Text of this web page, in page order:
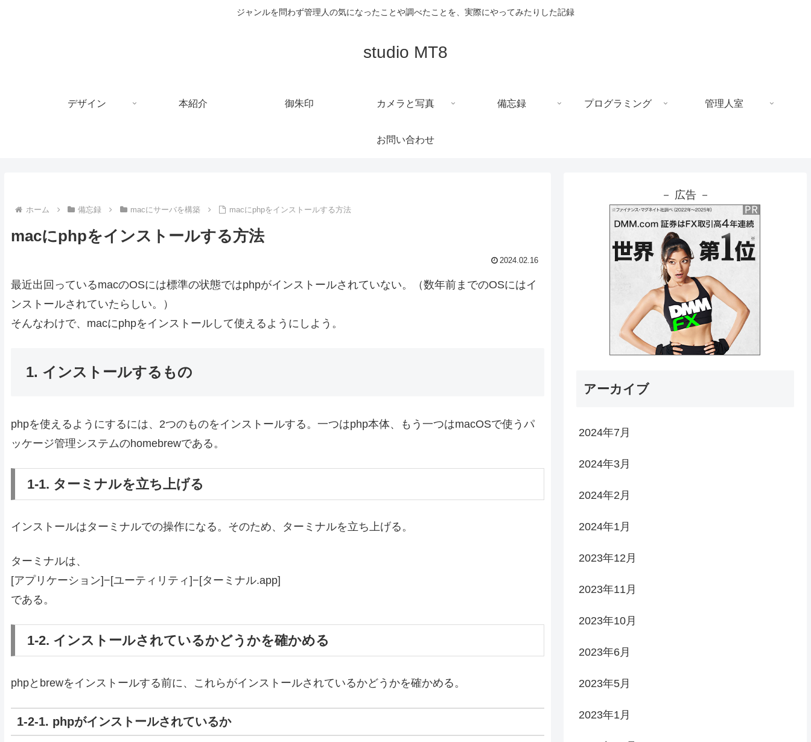
ジャンルを問わず管理人の気になったことや調べたことを、実際にやってみたりした記録
studio MT8
デザイン 本紹介 御朱印 カメラと写真 備忘録 プログラミング 管理人室
お問い合わせ
ホーム 備忘録 macにサーバを構築 macにphpをインストールする方法
macにphpをインストールする方法
2024.02.16
最近出回っているmacのOSには標準の状態ではphpがインストールされていない。（数年前までのOSにはイ
ンストールされていたらしい。）
そんなわけで、macにphpをインストールして使えるようにしよう。
1. インストールするもの
phpを使えるようにするには、2つのものをインストールする。一つはphp本体、もう一つはmacOSで使うパ
ッケージ管理システムのhomebrewである。
1-1. ターミナルを立ち上げる
インストールはターミナルでの操作になる。そのため、ターミナルを立ち上げる。
ターミナルは、
[アプリケーション]−[ユーティリティ]−[ターミナル.app]
である。
1-2. インストールされているかどうかを確かめる
phpとbrewをインストールする前に、これらがインストールされているかどうかを確かめる。
1-2-1. phpがインストールされているか
－ 広告 －
アーカイブ
2024年7月
2024年3月
2024年2月
2024年1月
2023年12月
2023年11月
2023年10月
2023年6月
2023年5月
2023年1月